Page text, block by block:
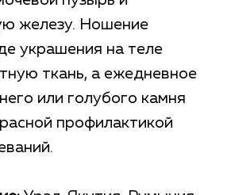
железу. Ношение
украшения на теле
ткань, а ежедневное
или голубого камня
профилактикой